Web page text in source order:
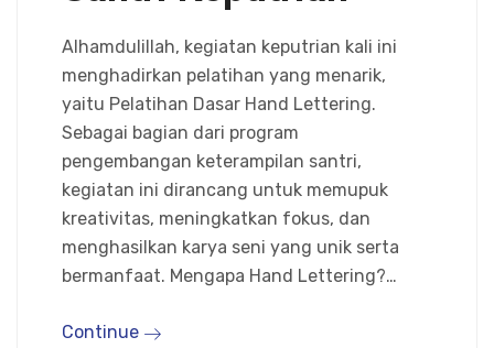
Alhamdulillah, kegiatan keputrian kali ini
menghadirkan pelatihan yang menarik,
yaitu Pelatihan Dasar Hand Lettering.
Sebagai bagian dari program
pengembangan keterampilan santri,
kegiatan ini dirancang untuk memupuk
kreativitas, meningkatkan fokus, dan
menghasilkan karya seni yang unik serta
bermanfaat. Mengapa Hand Lettering?…
Continue